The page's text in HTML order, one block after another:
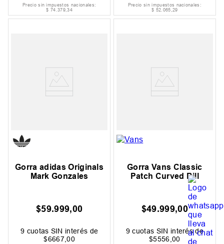
Precio sin impuestos nacionales:
$ 74.379,34
Precio sin impuestos nacionales:
$ 52.065,29
Gorra adidas Originals
Mark Gonzales
$59.999,00
9 cuotas SIN interés de
$6667,00
Gorra Vans Classic
Patch Curved Bill
$49.999,00
9 cuotas SIN interés de
$5556 ,00